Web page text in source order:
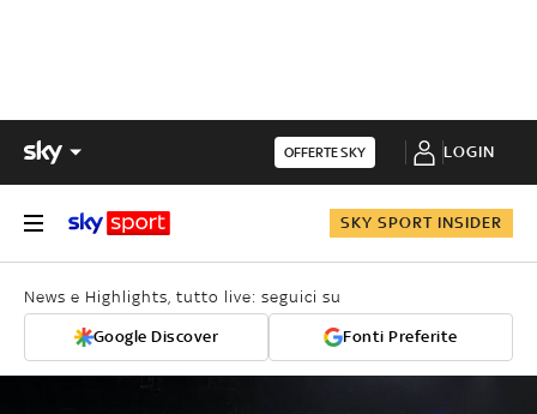
OFFERTE SKY LOGIN
SKY SPORT INSIDER
News e Highlights, tutto live: seguici su
Google Discover Fonti Preferite